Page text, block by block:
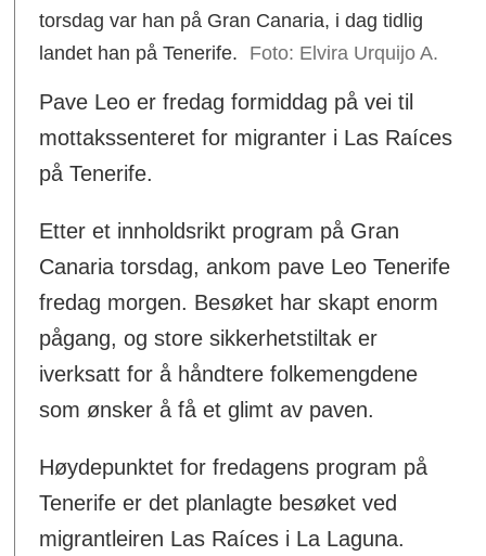
torsdag var han på Gran Canaria, i dag tidlig
landet han på Tenerife.
Elvira Urquijo A.
Pave Leo er fredag formiddag på vei til
mottakssenteret for migranter i Las Raíces
på Tenerife.
Etter et innholdsrikt program på Gran
Canaria torsdag, ankom pave Leo Tenerife
fredag morgen. Besøket har skapt enorm
pågang, og store sikkerhetstiltak er
iverksatt for å håndtere folkemengdene
som ønsker å få et glimt av paven.
Høydepunktet for fredagens program på
Tenerife er det planlagte besøket ved
migrantleiren Las Raíces i La Laguna.